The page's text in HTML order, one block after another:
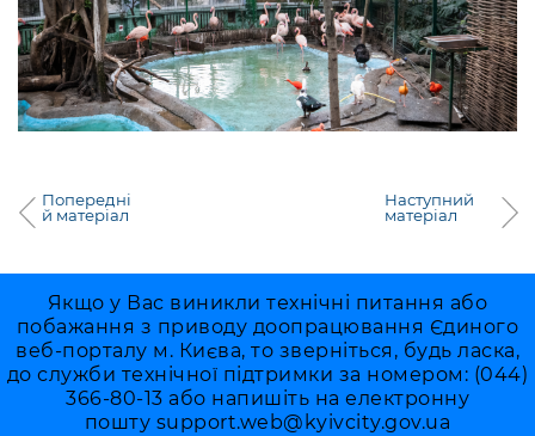
Попередні
й матеріал
Наступний
матеріал
Якщо у Вас виникли технічні питання або
побажання з приводу доопрацювання Єдиного
веб-порталу м. Києва, то зверніться, будь ласка,
до служби технічної підтримки за номером: (044)
366-80-13 або напишіть на електронну
пошту support.web@kyivcity.gov.ua